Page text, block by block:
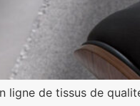
ligne de tissus de